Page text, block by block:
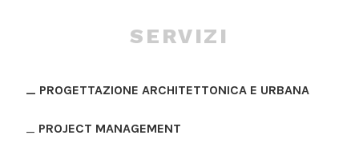
SERVIZI
_ PROGETTAZIONE ARCHITETTONICA E URBANA
_ PROJECT MANAGEMENT